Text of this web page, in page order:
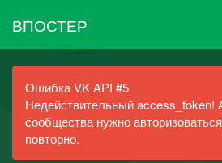
ВПОСТЕР
Ошибка VK API #5
Недействительный access_token!
сообщества нужно
повторно.